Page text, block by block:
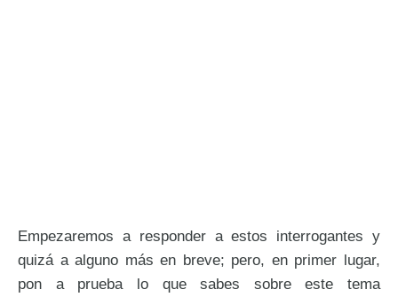
Empezaremos a responder a estos interrogantes y
quizá a alguno más en breve; pero, en primer lugar,
pon a prueba lo que sabes sobre este tema